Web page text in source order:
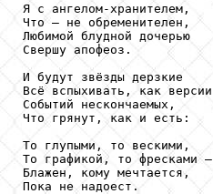
Я с ангелом-хранителем,
Что – не обременителен,
Любимой блудной дочерью
Свершу апофеоз.
И будут звёзды дерзкие
Всё вспыхивать, как версии
Событий нескончаемых,
Что грянут, как и есть:
То глупыми, то вескими,
То графикой, то фресками –
Блажен, кому мечтается,
Пока не надоест.